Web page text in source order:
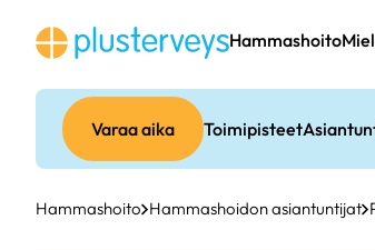
sisältöön
Hammashoito
Varaa aika Toimipisteet
Hammashoito Hammashoidon asiantuntijat